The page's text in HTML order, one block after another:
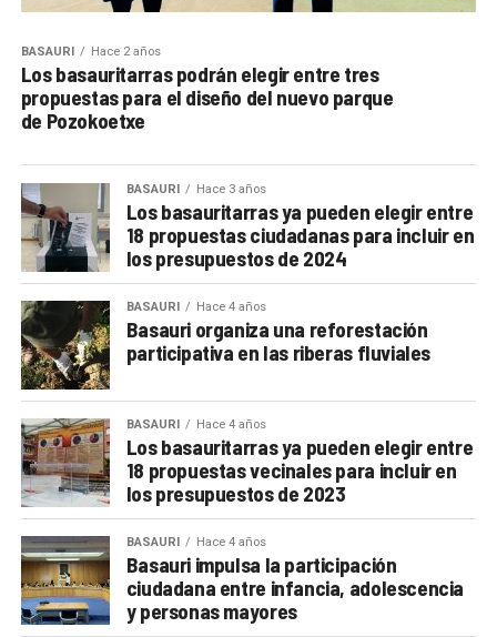
BASAURI Hace 2 años
Los basauritarras podrán elegir entre tres
propuestas para el diseño del nuevo parque
de Pozokoetxe
BASAURI Hace 3 años
Los basauritarras ya pueden elegir entre
18 propuestas ciudadanas para incluir en
los presupuestos de 2024
BASAURI Hace 4 años
Basauri organiza una reforestación
participativa en las riberas fluviales
BASAURI Hace 4 años
Los basauritarras ya pueden elegir entre
18 propuestas vecinales para incluir en
los presupuestos de 2023
BASAURI Hace 4 años
Basauri impulsa la participación
ciudadana entre infancia, adolescencia
y personas mayores